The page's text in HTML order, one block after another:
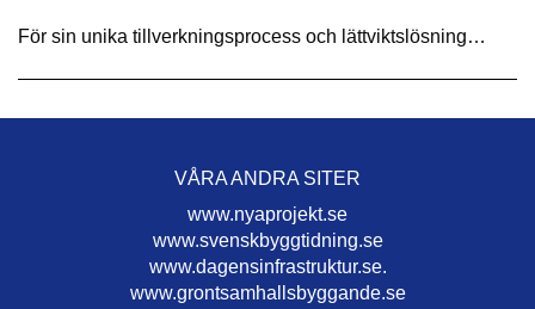
För sin unika tillverkningsprocess och lättviktslösning…
VÅRA ANDRA SITER
www.nyaprojekt.se
www.svenskbyggtidning.se
www.dagensinfrastruktur.se.
www.grontsamhallsbyggande.se